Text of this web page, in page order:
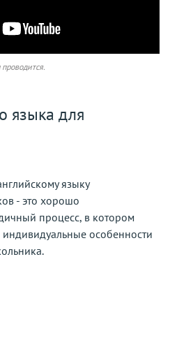
языка для
языку
- это хорошо
процесс, в котором
особенности